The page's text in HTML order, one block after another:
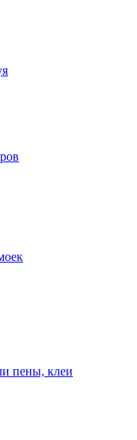
пены, клеи